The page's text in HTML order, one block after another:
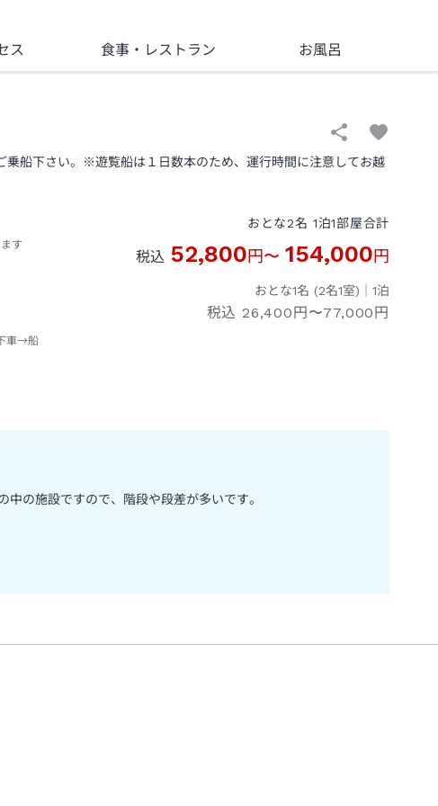
ス 食事・レストラン お風呂
船下さい。※遊覧船は１日数本のため、運行時間に注意してお越
す
車→船
おとな2名 1泊1部屋合計
税込 52,800円〜 154,000円
おとな1名 (2名1室)｜ 1泊
税込 26,400円〜77,000円
の施設ですので、階段や段差が多いです。